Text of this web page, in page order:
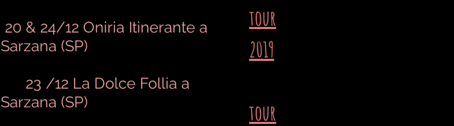
20 & 24/12 Oniria Itinerante a
Sarzana (SP)
23 /12 La Dolce Follia a
Sarzana (SP)
tour
tour
2019